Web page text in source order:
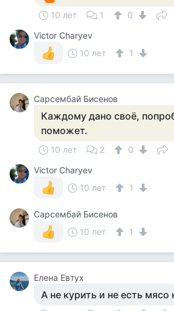
10 лет 1
0
Victor Charyev
10 лет
1
Сарсембай Бисенов
Каждому дано своё,
поможет.
10 лет 2
0
Victor Charyev
10 лет
1
Сарсембай Бисенов
10 лет
1
Елена Евтух
А не курить и не есть мясо